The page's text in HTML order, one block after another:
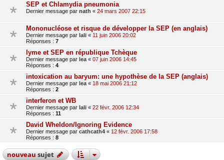
SEP et Chlamydia pneumonia
Dernier message par nath « 24 mars 2007 22:15
Mononucléose et risque de développer la SEP (en anglais)
Dernier message par lali « 11 juin 2006 20:02
Réponses : 7
lyme et SEP en république Tchèque
Dernier message par lea « 07 juin 2006 14:45
Réponses : 4
intoxication au baryum: une hypothèse de la SEP (anglais)
Dernier message par lea « 18 mai 2006 21:12
Réponses : 2
interferon et WB
Dernier message par lali « 22 févr. 2006 12:34
Réponses : 11
David Wheldon/Ignoring Evidence
Dernier message par cathcath4 « 12 févr. 2006 17:58
Réponses : 8
nouveausujet